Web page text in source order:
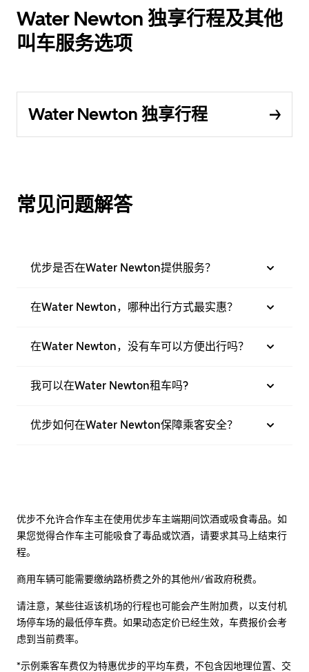
Water Newton 独享行程及其他
叫车服务选项
Water Newton 独享行程
常见问题解答
优步是否在Water Newton提供服务？
在Water Newton，哪种出行方式最实惠？
在Water Newton，没有车可以方便出行吗？
我可以在Water Newton租车吗?
优步如何在Water Newton保障乘客安全？
优步不允许合作车主在使用优步车主端期间饮酒或吸食毒品。如
果您觉得合作车主可能吸食了毒品或饮酒，请要求其马上结束行
程。
商用车辆可能需要缴纳路桥费之外的其他州/省政府税费。
请注意，某些往返该机场的行程也可能会产生附加费，以支付机
场停车场的最低停车费。如果动态定价已经生效，车费报价会考
虑到当前费率。
*示例乘客车费仅为特惠优步的平均车费，不包含因地理位置、交